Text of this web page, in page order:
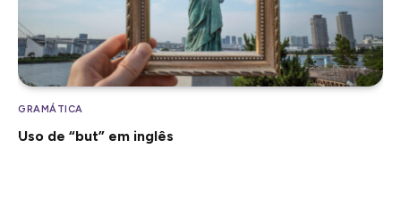
GRAMÁTICA
Uso de “but” em inglês